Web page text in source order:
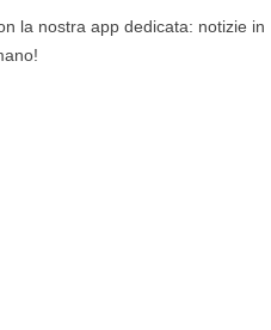
la nostra app dedicata: notizie in